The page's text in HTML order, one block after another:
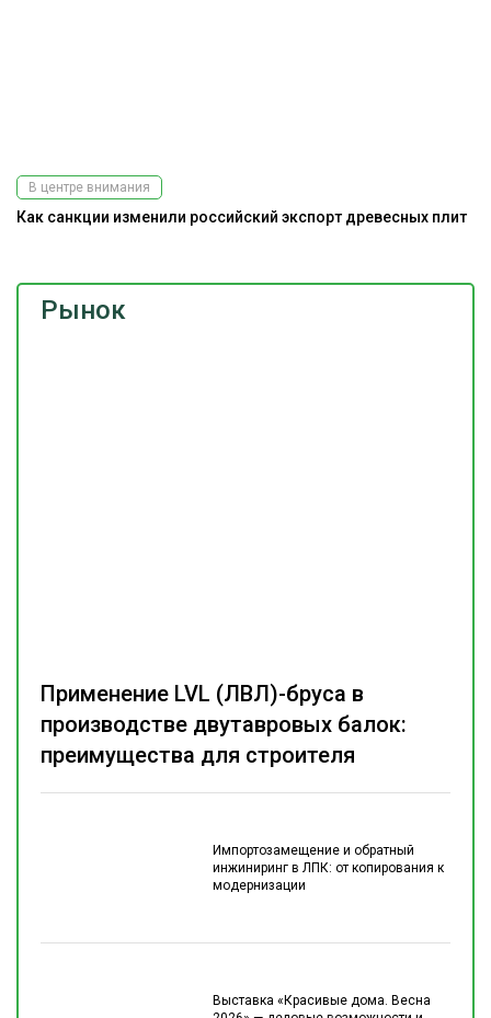
Рынок
Импортозамещение и обратный
инжиниринг в ЛПК: от копирования к
модернизации
Выставка «Красивые дома. Весна
Применение LVL (ЛВЛ)-бруса в
производстве двутавровых балок:
преимущества для строителя
В центре внимания
Как санкции изменили российский экспорт древесных плит